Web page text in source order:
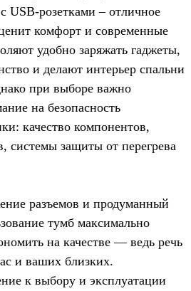
USB-розетками – отличное
комфорт и современные
удобно заряжать гаджеты,
и делают интерьер спальни
при выборе важно
на безопасность
качество компонентов,
системы защиты от перегрева
разъемов и продуманный
тумб максимально
на качестве — ведь речь
и ваших близких.
к выбору и эксплуатации